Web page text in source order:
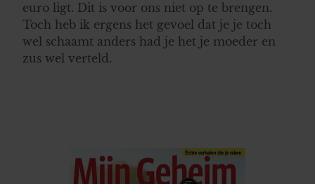
euro ligt. Dit is voor ons niet op te brengen.
Toch heb ik ergens het gevoel dat je je toch
wel schaamt anders had je het je moeder en
zus wel verteld.